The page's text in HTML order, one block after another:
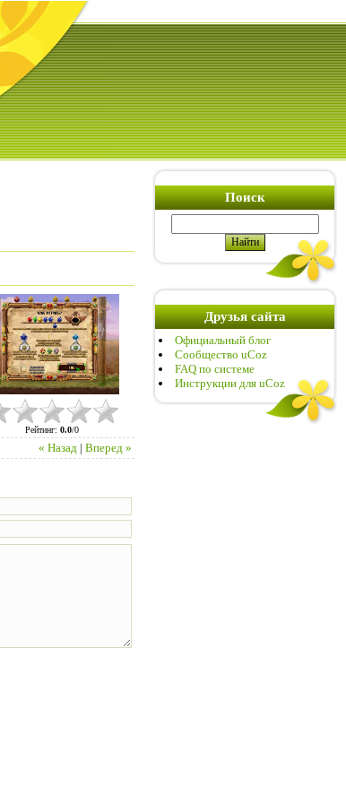
Рейтинг: 0.0/0
« Назад | Вперед »
Поиск
Друзья сайта
Официальный блог
Сообщество uCoz
FAQ по системе
Инструкции для uCoz